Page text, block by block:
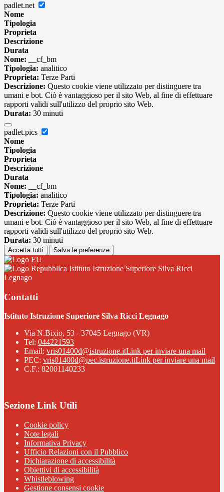
padlet.net
Nome
Tipologia
Proprieta
Descrizione
Durata
Nome: __cf_bm
Tipologia: analitico
Proprieta: Terze Parti
Descrizione: Questo cookie viene utilizzato per distinguere tra
umani e bot. Ciò è vantaggioso per il sito Web, al fine di effettuare
rapporti validi sull'utilizzo del proprio sito Web.
Durata: 30 minuti
padlet.pics
Nome
Tipologia
Proprieta
Descrizione
Durata
Nome: __cf_bm
Tipologia: analitico
Proprieta: Terze Parti
Descrizione: Questo cookie viene utilizzato per distinguere tra
umani e bot. Ciò è vantaggioso per il sito Web, al fine di effettuare
rapporti validi sull'utilizzo del proprio sito Web.
Durata: 30 minuti
Accetta tutti Salva le preferenze
Istituto Istruzione Superiore Silva Ricci
Legnago
Contatti
Istituto Istruzione Superiore Silva Ricci Legnago
Via N.Bixio, 53 - 37045 Legnago (VR)
Tel: 044221593
Email: vris01400d@istruzione.itLink per inviare una mail
PEC: vris01400d@pec.istruzione.itLink per inviare una mail
C.F.: 82001140233
Sezione Link Utili
Cookie policy
Note legali
Informativa Privacy
Ufficio Relazioni con il Pubblico
Dichiarazione di accessibilità
Obiettivi di accessibilità
Whistleblowing
Gestione consensi cookie